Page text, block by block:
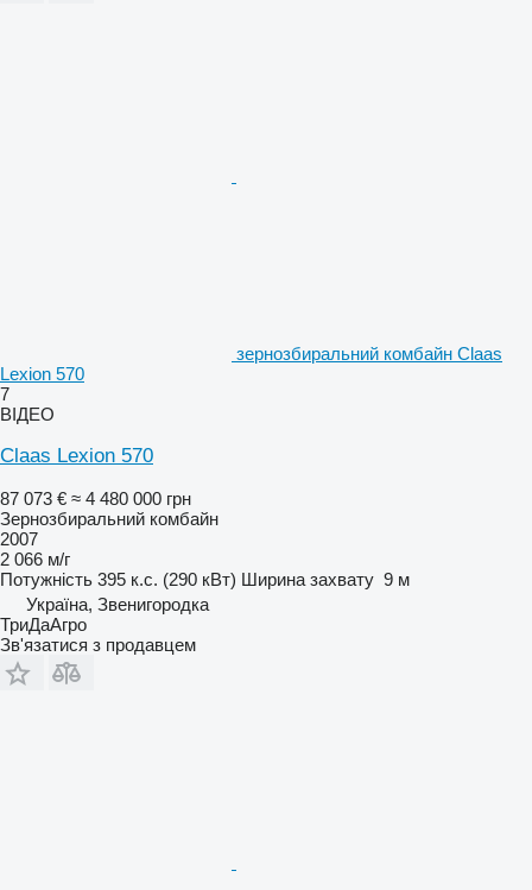
зернозбиральний комбайн Claas
Lexion 570
7
ВІДЕО
Claas Lexion 570
87 073 € ≈ 4 480 000 грн
Зернозбиральний комбайн
2007
2 066 м/г
Потужність 395 к.с. (290 кВт) Ширина захвату 9 м
Україна, Звенигородка
ТриДаАгро
Зв'язатися з продавцем